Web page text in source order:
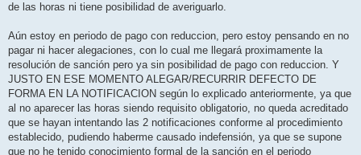
de las horas ni tiene posibilidad de averiguarlo.
Aún estoy en periodo de pago con reduccion, pero estoy pensando en no
pagar ni hacer alegaciones, con lo cual me llegará proximamente la
resolución de sanción pero ya sin posibilidad de pago con reduccion. Y
JUSTO EN ESE MOMENTO ALEGAR/RECURRIR DEFECTO DE
FORMA EN LA NOTIFICACION según lo explicado anteriormente, ya que
al no aparecer las horas siendo requisito obligatorio, no queda acreditado
que se hayan intentando las 2 notificaciones conforme al procedimiento
establecido, pudiendo haberme causado indefensión, ya que se supone
que no he tenido conocimiento formal de la sanción en el periodo